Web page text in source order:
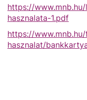
https://
hasznalata-1.pdf
https://
hasznalat/